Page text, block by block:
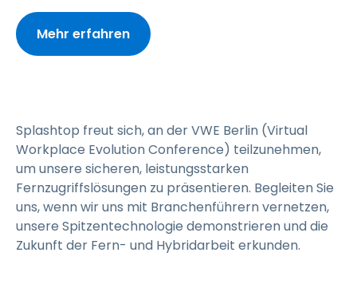
Mehr erfahren
Splashtop freut sich, an der VWE Berlin (Virtual
Workplace Evolution Conference) teilzunehmen,
um unsere sicheren, leistungsstarken
Fernzugriffslösungen zu präsentieren. Begleiten Sie
uns, wenn wir uns mit Branchenführern vernetzen,
unsere Spitzentechnologie demonstrieren und die
Zukunft der Fern- und Hybridarbeit erkunden.